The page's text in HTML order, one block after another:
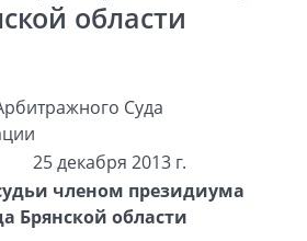
области
Суда
25 декабря 2013 г.
членом президиума
Брянской области